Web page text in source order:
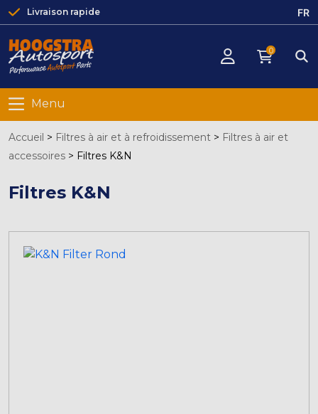
Livraison rapide FR
0
Menu
Accueil > Filtres à air et à refroidissement > Filtres à air et
accessoires > Filtres K&N
Filtres K&N